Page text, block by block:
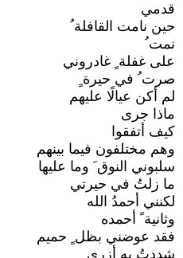
قدمي
حين نامت القافلة ُ
نمت ُ
على غفلة ٍ غادروني
صرت ُ في حيرة ٍ
لم أكن عيالًا عليهم
ماذا جرى
كيف أتفقوا
وهم مختلفون فيما بينهم
سلبوني النوق َ وما عليها
ما زلتُ في حيرتي
لكنني أحمدُ الله
وثانية ً أحمده
فقد عوضني بظل ٍ حميم
شددتُ به أزري